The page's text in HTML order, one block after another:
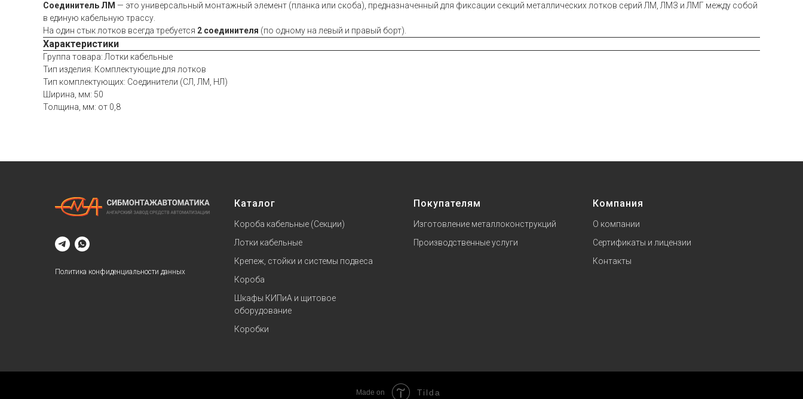
Соединитель ЛМ — это универсальный монтажный элемент (планка или скоба), предназначенный для фиксации секций металлических лотков серий ЛМ, ЛМЗ и ЛМГ между собой
в единую кабельную трассу.
На один стык лотков всегда требуется 2 соединителя (по одному на левый и правый борт).
Характеристики
Группа товара: Лотки кабельные
Тип изделия: Комплектующие для лотков
Тип комплектующих: Соединители (СЛ, ЛМ, НЛ)
Ширина, мм: 50
Толщина, мм: от 0,8
Политика конфиденциальности данных
Каталог
Короба кабельные (Секции)
Лотки кабельные
Крепеж, стойки и системы подвеса
Короба
Шкафы КИПиА и щитовое
оборудование
Коробки
Покупателям
Изготовление металлоконструкций
Производственные услуги
Компания
О компании
Сертификаты и лицензии
Контакты
Made on Tilda